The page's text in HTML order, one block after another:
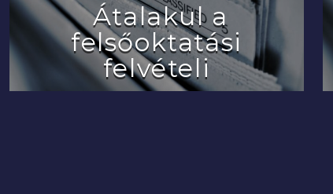
Átalakul a
felsőoktatási
felvételi